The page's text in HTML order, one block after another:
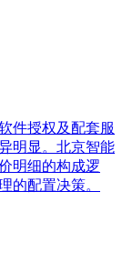
件授权及配套服
明显。北京智能
明细的构成逻
的配置决策。